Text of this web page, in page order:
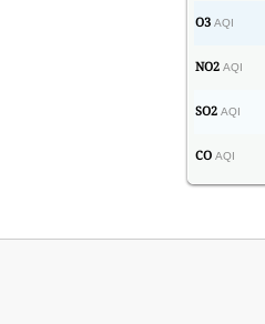
O3 AQI
NO2 AQI
SO2 AQI
CO AQI